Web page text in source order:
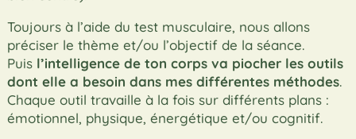
Toujours à l’aide du test musculaire, nous allons
préciser le thème et/ou l’objectif de la séance.
Puisl’intelligence de ton corps va piocher les outils
dont elle a besoin dans mes différentes méthodes.
Chaque outil travaille à la fois sur différents plans :
émotionnel, physique, énergétique et/ou cognitif.